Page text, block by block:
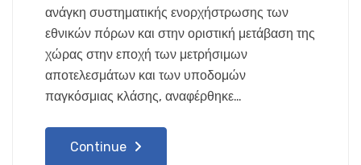
ανάγκη συστηματικής ενορχήστρωσης των
εθνικών πόρων και στην οριστική μετάβαση της
χώρας στην εποχή των μετρήσιμων
αποτελεσμάτων και των υποδομών
παγκόσμιας κλάσης, αναφέρθηκε…
Continue